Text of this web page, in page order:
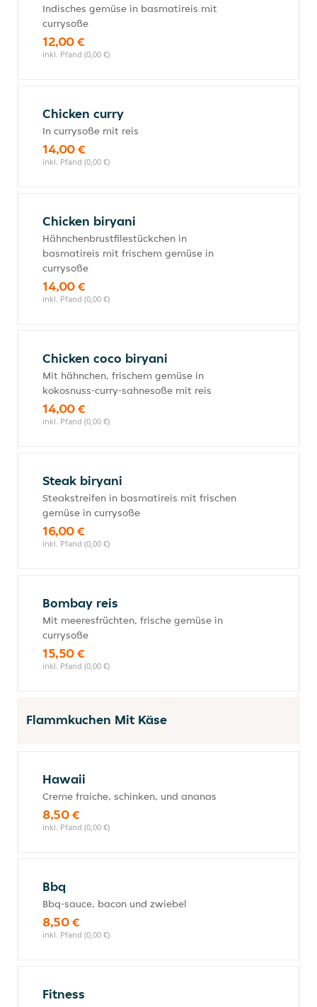
Indisches gemüse in basmatireis mit
currysoße
12,00 €
inkl. Pfand (0,00 €)
Chicken curry
In currysoße mit reis
14,00 €
inkl. Pfand (0,00 €)
Chicken biryani
Hähnchenbrustfilestückchen in
basmatireis mit frischem gemüse in
currysoße
14,00 €
inkl. Pfand (0,00 €)
Chicken coco biryani
Mit hähnchen, frischem gemüse in
kokosnuss-curry-sahnesoße mit reis
14,00 €
inkl. Pfand (0,00 €)
Steak biryani
Steakstreifen in basmatireis mit frischen
gemüse in currysoße
16,00 €
inkl. Pfand (0,00 €)
Bombay reis
Mit meeresfrüchten, frische gemüse in
currysoße
15,50 €
inkl. Pfand (0,00 €)
Flammkuchen Mit Käse
Hawaii
Creme fraiche, schinken, und ananas
8,50 €
inkl. Pfand (0,00 €)
Bbq
Bbq-sauce, bacon und zwiebel
8,50 €
inkl. Pfand (0,00 €)
Fitness